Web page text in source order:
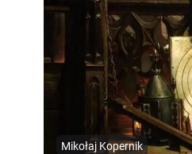
Mikołaj Kopernik